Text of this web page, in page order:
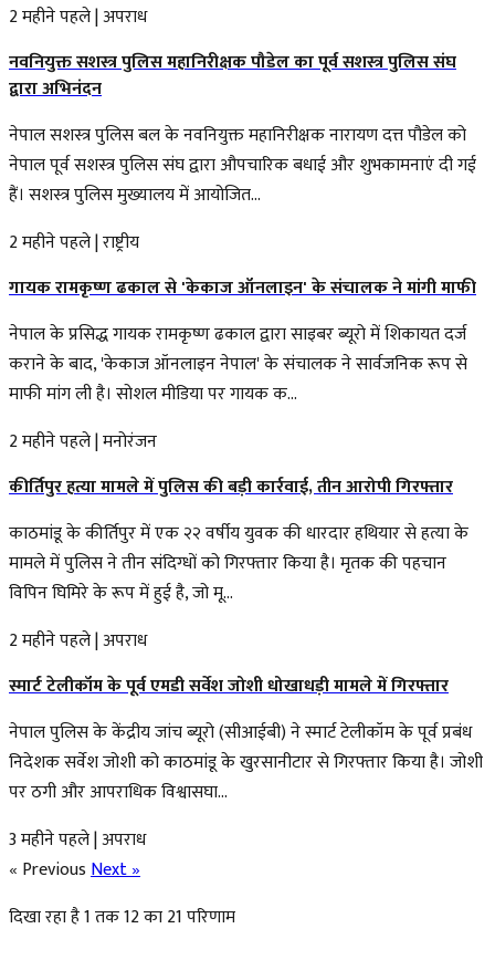
2 महीने पहले|अपराध
नवनियुक्त सशस्त्र पुलिस महानिरीक्षक पौडेल का पूर्व सशस्त्र पुलिस संघ
द्वारा अभिनंदन
नेपाल सशस्त्र पुलिस बल के नवनियुक्त महानिरीक्षक नारायण दत्त पौडेल को
नेपाल पूर्व सशस्त्र पुलिस संघ द्वारा औपचारिक बधाई और शुभकामनाएं दी गई
हैं। सशस्त्र पुलिस मुख्यालय में आयोजित...
2 महीने पहले|राष्ट्रीय
गायक रामकृष्ण ढकाल से 'केकाज ऑनलाइन' के संचालक ने मांगी माफी
नेपाल के प्रसिद्ध गायक रामकृष्ण ढकाल द्वारा साइबर ब्यूरो में शिकायत दर्ज
कराने के बाद, 'केकाज ऑनलाइन नेपाल' के संचालक ने सार्वजनिक रूप से
माफी मांग ली है। सोशल मीडिया पर गायक क...
2 महीने पहले|मनोरंजन
कीर्तिपुर हत्या मामले में पुलिस की बड़ी कार्रवाई, तीन आरोपी गिरफ्तार
काठमांडू के कीर्तिपुर में एक २२ वर्षीय युवक की धारदार हथियार से हत्या के
मामले में पुलिस ने तीन संदिग्धों को गिरफ्तार किया है। मृतक की पहचान
विपिन घिमिरे के रूप में हुई है, जो मू...
2 महीने पहले|अपराध
स्मार्ट टेलीकॉम के पूर्व एमडी सर्वेश जोशी धोखाधड़ी मामले में गिरफ्तार
नेपाल पुलिस के केंद्रीय जांच ब्यूरो (सीआईबी) ने स्मार्ट टेलीकॉम के पूर्व प्रबंध
निदेशक सर्वेश जोशी को काठमांडू के खुरसानीटार से गिरफ्तार किया है। जोशी
पर ठगी और आपराधिक विश्वासघा...
3 महीने पहले|अपराध
« PreviousNext »
दिखा रहा है1तक12का21परिणाम